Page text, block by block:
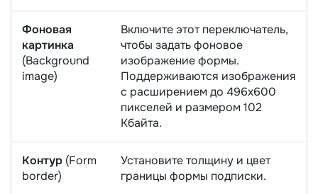
Фоновая
картинка
(Background
image)
Включите этот переключатель,
чтобы задать фоновое
изображение формы.
Поддерживаются изображения
с расширением до 496х600
пикселей и размером 102
Кбайта.
Контур (Form
border)
Установите толщину и цвет
границы формы подписки.